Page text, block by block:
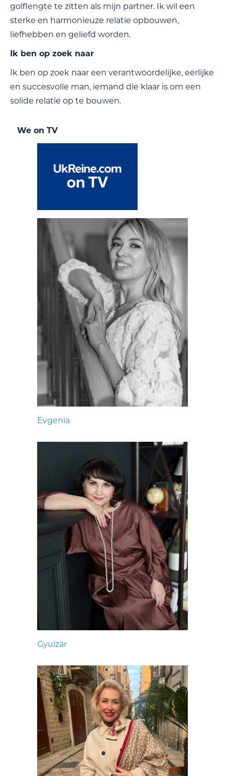
golflengte te zitten als mijn partner. Ik wil een
sterke en harmonieuze relatie opbouwen,
liefhebben en geliefd worden.
Ik ben op zoek naar
Ik ben op zoek naar een verantwoordelijke, eerlijke
en succesvolle man, iemand die klaar is om een
solide relatie op te bouwen.
We on TV
Evgenia
Gyulzar